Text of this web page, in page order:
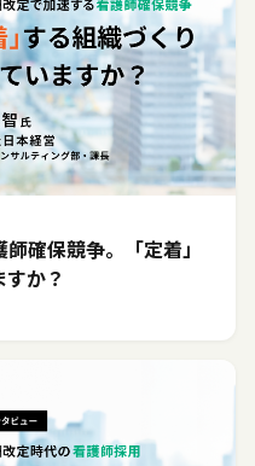
確保競争。「定着」
か？